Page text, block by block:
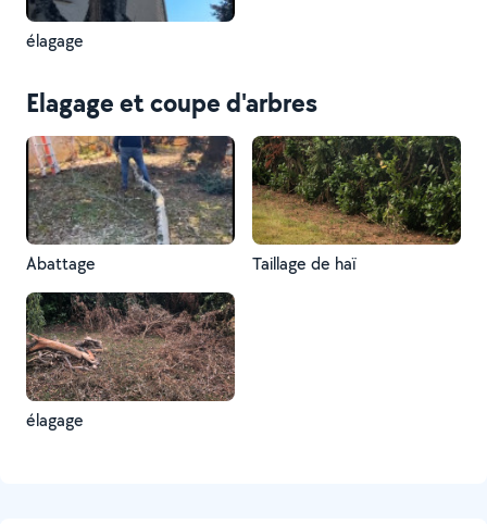
élagage
Elagage et coupe d'arbres
Abattage Taillage de haï
élagage